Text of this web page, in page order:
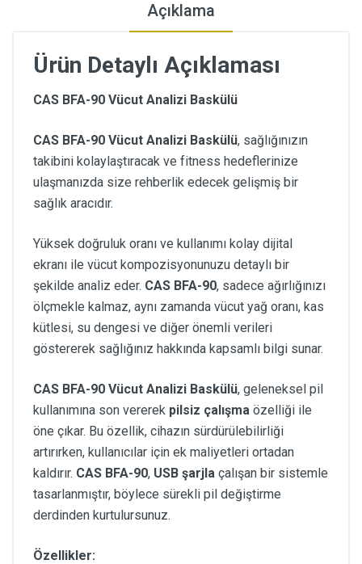
Açıklama
Ürün Detaylı Açıklaması
CAS BFA-90 Vücut Analizi Baskülü
CAS BFA-90 Vücut Analizi Baskülü, sağlığınızın
takibini kolaylaştıracak ve fitness hedeflerinize
ulaşmanızda size rehberlik edecek gelişmiş bir
sağlık aracıdır.
Yüksek doğruluk oranı ve kullanımı kolay dijital
ekranı ile vücut kompozisyonunuzu detaylı bir
şekilde analiz eder. CAS BFA-90, sadece ağırlığınızı
ölçmekle kalmaz, aynı zamanda vücut yağ oranı, kas
kütlesi, su dengesi ve diğer önemli verileri
göstererek sağlığınız hakkında kapsamlı bilgi sunar.
CAS BFA-90 Vücut Analizi Baskülü, geleneksel pil
kullanımına son vererek pilsiz çalışma özelliği ile
öne çıkar. Bu özellik, cihazın sürdürülebilirliği
artırırken, kullanıcılar için ek maliyetleri ortadan
kaldırır. CAS BFA-90, USB şarjla çalışan bir sistemle
tasarlanmıştır, böylece sürekli pil değiştirme
derdinden kurtulursunuz.
Özellikler: